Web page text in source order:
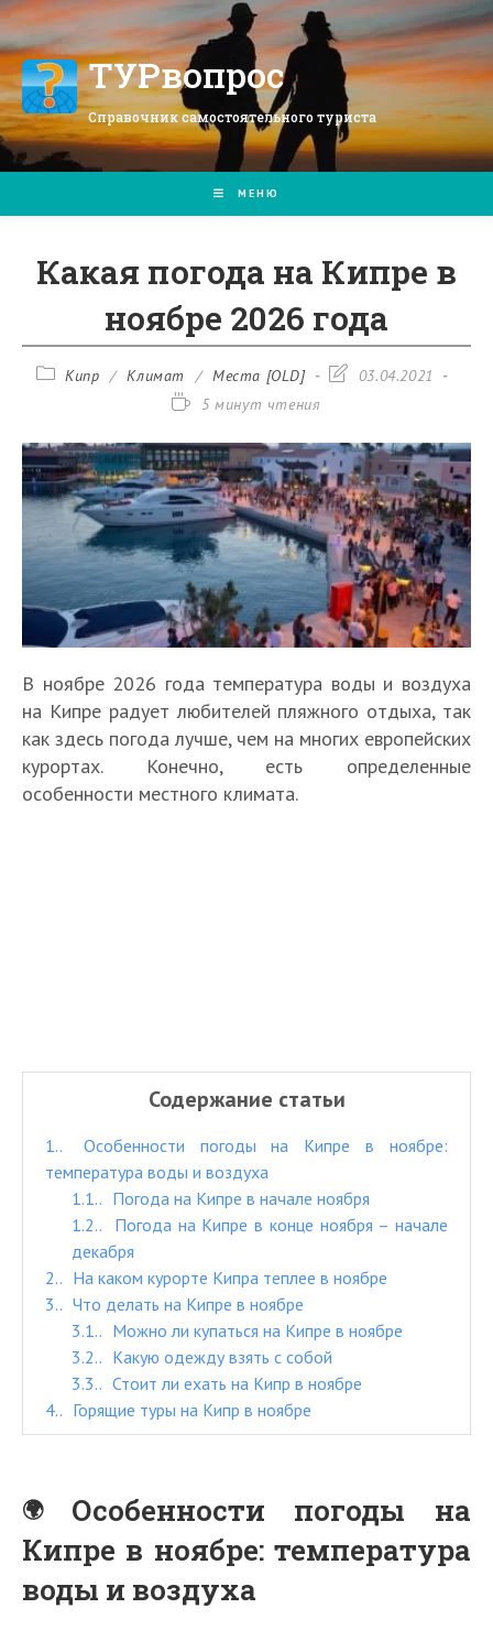
Перейти
к
содержимомуТУРвопрос
Справочник самостоятельного туриста
МЕНЮ
Какая погода на Кипре в
ноябре 2026 года
Рубрика
Кипр / Климат / Места [OLD]
Запись03.04.2021
Время5 минут чтения
В ноябре 2026 года температура воды и воздуха
на Кипре радует любителей пляжного отдыха, так
как здесь погода лучше, чем на многих европейских
курортах. Конечно, есть определенные
особенности местного климата.
Содержание статьи
1.
Особенности погоды на Кипре в ноябре:
температура воды и воздуха
1.1.
Погода на Кипре в начале ноября
1.2.
Погода на Кипре в конце ноября – начале
декабря
2.
На каком курорте Кипра теплее в ноябре
3.
Что делать на Кипре в ноябре
3.1.
Можно ли купаться на Кипре в ноябре
3.2.
Какую одежду взять с собой
3.3.
Стоит ли ехать на Кипр в ноябре
4.
Горящие туры на Кипр в ноябре
Особенности погоды на
Кипре в ноябре: температура
воды и воздуха